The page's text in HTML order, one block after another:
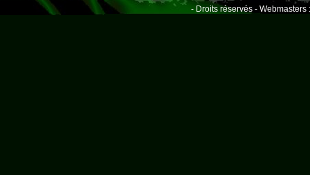
- Droits réservés - Webmasters